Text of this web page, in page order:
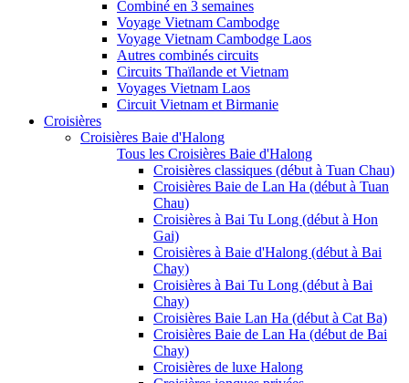
Combiné en 3 semaines
Voyage Vietnam Cambodge
Voyage Vietnam Cambodge Laos
Autres combinés circuits
Circuits Thaïlande et Vietnam
Voyages Vietnam Laos
Circuit Vietnam et Birmanie
Croisières
Croisières Baie d'Halong
Tous les Croisières Baie d'Halong
Croisières classiques (début à Tuan Chau)
Croisières Baie de Lan Ha (début à Tuan
Chau)
Croisières à Bai Tu Long (début à Hon
Gai)
Croisières à Baie d'Halong (début à Bai
Chay)
Croisières à Bai Tu Long (début à Bai
Chay)
Croisières Baie Lan Ha (début à Cat Ba)
Croisières Baie de Lan Ha (début de Bai
Chay)
Croisières de luxe Halong